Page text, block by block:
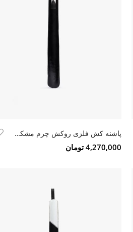
پاشنه کش فلزی روکش چرم مشکی ورنی
4,270,000 تومان